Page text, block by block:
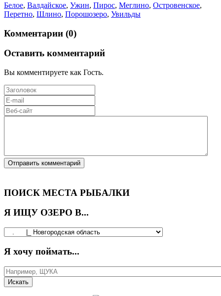
Белое, Валдайское, Ужин, Пирос, Меглино, Островенское,
Перетно, Шлино, Порошозеро, Увильды
Комментарии (0)
Оставить комментарий
Вы комментируете как Гость.
ПОИСК МЕСТА РЫБАЛКИ
Я ИЩУ ОЗЕРО В...
Я хочу поймать...